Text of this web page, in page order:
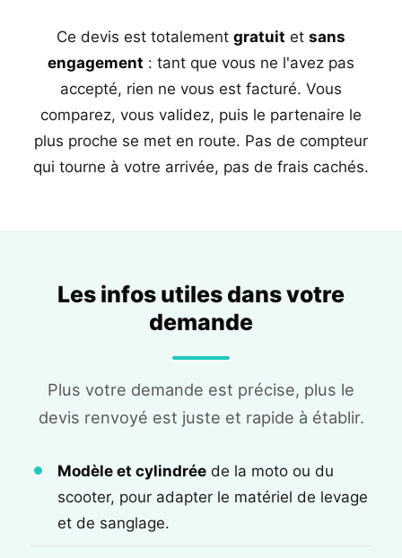
Ce devis est totalement gratuit et sans
engagement : tant que vous ne l'avez pas
accepté, rien ne vous est facturé. Vous
comparez, vous validez, puis le partenaire le
plus proche se met en route. Pas de compteur
qui tourne à votre arrivée, pas de frais cachés.
Les infos utiles dans votre
demande
Plus votre demande est précise, plus le
devis renvoyé est juste et rapide à établir.
Modèle et cylindrée de la moto ou du
scooter, pour adapter le matériel de levage
et de sanglage.